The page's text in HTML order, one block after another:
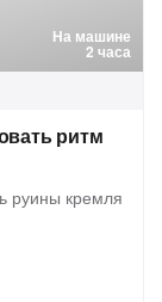
На машине
2 часа
ритм
руины кремля